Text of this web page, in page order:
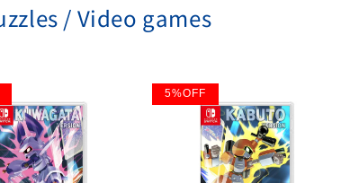
/ Video games
5%OFF